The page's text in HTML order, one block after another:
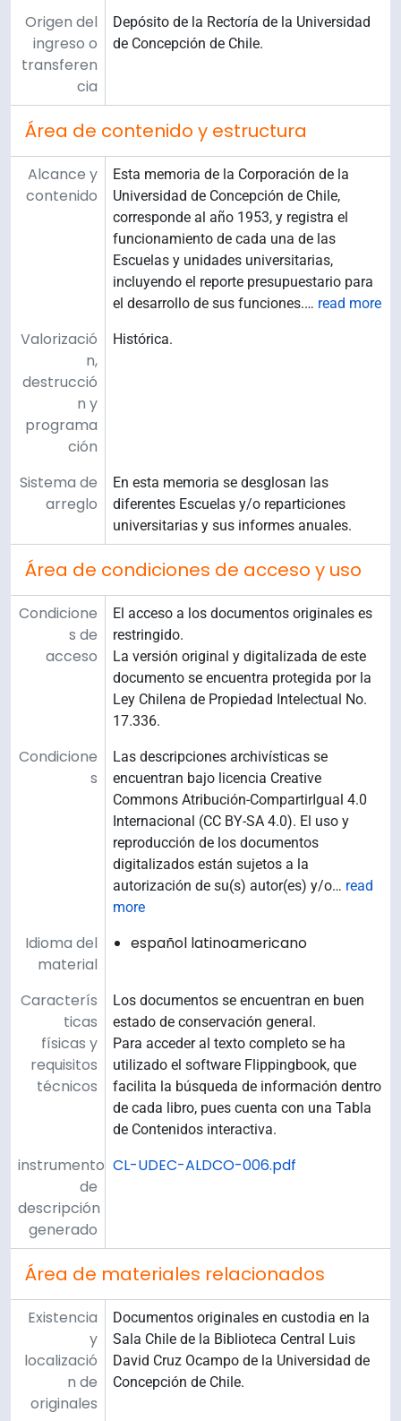
Origen del
ingreso o
transferen
cia
Depósito de la Rectoría de la Universidad
de Concepción de Chile.
Área de contenido y estructura
Alcance y
contenido
Esta memoria de la Corporación de la
Universidad de Concepción de Chile,
corresponde al año 1953, y registra el
funcionamiento de cada una de las
Escuelas y unidades universitarias,
incluyendo el reporte presupuestario para
el desarrollo de sus funciones.… read more
Valorizació
n,
destrucció
n y
programa
ción
Histórica.
Sistema de
arreglo
En esta memoria se desglosan las
diferentes Escuelas y/o reparticiones
universitarias y sus informes anuales.
Área de condiciones de acceso y uso
Condicione
s de
acceso
El acceso a los documentos originales es
restringido.
La versión original y digitalizada de este
documento se encuentra protegida por la
Ley Chilena de Propiedad Intelectual No.
17.336.
Condicione
s
Las descripciones archivísticas se
encuentran bajo licencia Creative
Commons Atribución-CompartirIgual 4.0
Internacional (CC BY-SA 4.0). El uso y
reproducción de los documentos
digitalizados están sujetos a la
autorización de su(s) autor(es) y/o… read
more
Idioma del
material
español latinoamericano
Caracterís
ticas
físicas y
requisitos
técnicos
Los documentos se encuentran en buen
estado de conservación general.
Para acceder al texto completo se ha
utilizado el software Flippingbook, que
facilita la búsqueda de información dentro
de cada libro, pues cuenta con una Tabla
de Contenidos interactiva.
instrumento
de
descripción
generado
CL-UDEC-ALDCO-006.pdf
Área de materiales relacionados
Existencia
y
localizació
n de
originales
Documentos originales en custodia en la
Sala Chile de la Biblioteca Central Luis
David Cruz Ocampo de la Universidad de
Concepción de Chile.